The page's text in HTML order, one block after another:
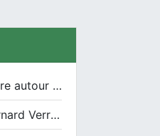
Une rencontre autour de Jean-Claude Suaudeau
Bernard Verret en dédicaces le samedi 13 décembre à l’Espace Culturel Atlantis